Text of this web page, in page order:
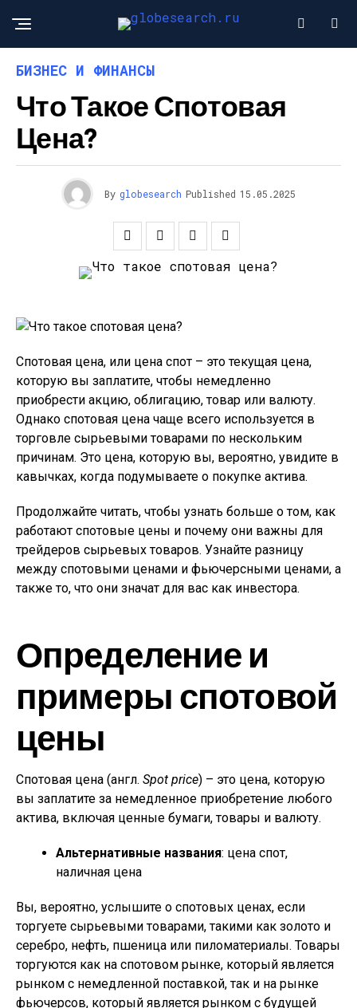
БИЗНЕС И ФИНАНСЫ
Что Такое Спотовая
Цена?
By globesearch Published 15.05.2025
Спотовая цена, или цена спот – это текущая цена,
которую вы заплатите, чтобы немедленно
приобрести акцию, облигацию, товар или валюту.
Однако спотовая цена чаще всего используется в
торговле сырьевыми товарами по нескольким
причинам. Это цена, которую вы, вероятно, увидите в
кавычках, когда подумываете о покупке актива.
Продолжайте читать, чтобы узнать больше о том, как
работают спотовые цены и почему они важны для
трейдеров сырьевых товаров. Узнайте разницу
между спотовыми ценами и фьючерсными ценами, а
также то, что они значат для вас как инвестора.
Определение и
примеры спотовой
цены
Спотовая цена (англ. Spot price) – это цена, которую
вы заплатите за немедленное приобретение любого
актива, включая ценные бумаги, товары и валюту.
Альтернативные названия: цена спот,
наличная цена
Вы, вероятно, услышите о спотовых ценах, если
торгуете сырьевыми товарами, такими как золото и
серебро, нефть, пшеница или пиломатериалы. Товары
торгуются как на спотовом рынке, который является
рынком с немедленной поставкой, так и на рынке
фьючерсов, который является рынком с будущей